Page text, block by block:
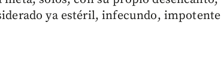
ya estéril, infecundo, impotente